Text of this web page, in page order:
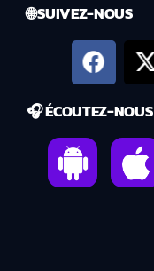
🌐 SUIVEZ-NOUS
🎧 ÉCOUTEZ-NOUS